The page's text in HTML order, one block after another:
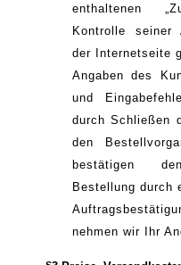
enthaltenen
Kontrolle seiner
der Internetseite
Angaben des
und
durch Schließen
den
bestätigen
Bestellung durch
nehmen wir Ihr